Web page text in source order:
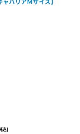
バリアＭサイズ】
込)